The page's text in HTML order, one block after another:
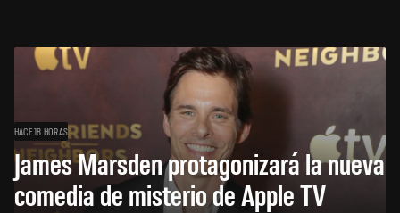
HACE 18 HORAS
James Marsden protagonizará la nueva
comedia de misterio de Apple TV